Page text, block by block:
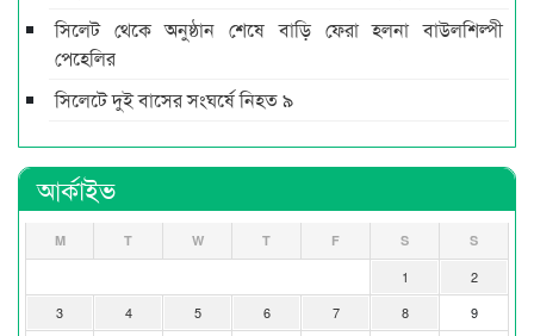
সিলেট থেকে অনুষ্ঠান শেষে বাড়ি ফেরা হলনা বাউলশিল্পী
পেহেলির
সিলেটে দুই বাসের সংঘর্ষে নিহত ৯
আর্কাইভ
M T W T F S S
1
2
3
4 5 6 7 8
9